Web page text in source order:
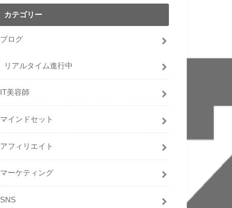
カテゴリー
ブログ
リアルタイム進行中
IT美容師
マインドセット
アフィリエイト
マーケティング
SNS